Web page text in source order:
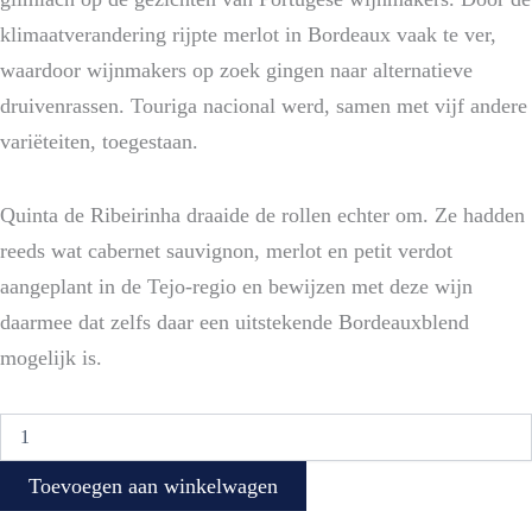
klimaatverandering rijpte merlot in Bordeaux vaak te ver,
waardoor wijnmakers op zoek gingen naar alternatieve
druivenrassen. Touriga nacional werd, samen met vijf andere
variëteiten, toegestaan.
Quinta de Ribeirinha draaide de rollen echter om. Ze hadden
reeds wat cabernet sauvignon, merlot en petit verdot
aangeplant in de Tejo-regio en bewijzen met deze wijn
daarmee dat zelfs daar een uitstekende Bordeauxblend
mogelijk is.
Toevoegen aan winkelwagen